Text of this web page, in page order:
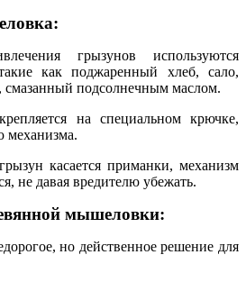
грызунов используются
как поджаренный хлеб, сало,
смазанный подсолнечным маслом.
на специальном крючке,
механизма.
касается приманки, механизм
не давая вредителю убежать.
мышеловки:
но действенное решение для